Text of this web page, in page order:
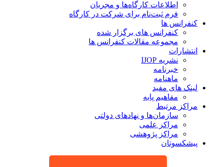
اطلاعات کارگاه‌ها و مجریان
فرم ثبت‌نام برای شرکت در کارگاه
کنفرانس ها
کنفرانس های برگزار شده
مجموعه مقالات کنفرانس ها
انتشارات
نشریه IJOP
خبرنامه
ماهنامه
لینک های مفید
مفاهیم پایه
مراکز مرتبط
سازمان‌ها و نهادهای دولتی
مراکز علمی
مراکز پژوهشی
پیشکسوتان